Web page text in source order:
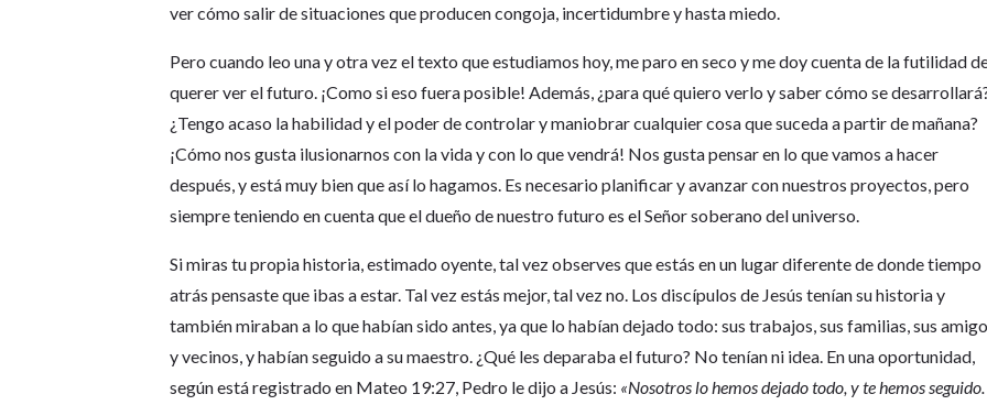
ver cómo salir de situaciones que producen congoja, incertidumbre y hasta miedo.
Pero cuando leo una y otra vez el texto que estudiamos hoy, me paro en seco y me doy cuenta de la futilidad
querer ver el futuro. ¡Como si eso fuera posible! Además, ¿para qué quiero verlo y saber cómo se
¿Tengo acaso la habilidad y el poder de controlar y maniobrar cualquier cosa que suceda a partir de mañana?
¡Cómo nos gusta ilusionarnos con la vida y con lo que vendrá! Nos gusta pensar en lo que vamos a hacer
después, y está muy bien que así lo hagamos. Es necesario planificar y avanzar con nuestros proyectos, pero
siempre teniendo en cuenta que el dueño de nuestro futuro es el Señor soberano del universo.
Si miras tu propia historia, estimado oyente, tal vez observes que estás en un lugar diferente de donde tiempo
atrás pensaste que ibas a estar. Tal vez estás mejor, tal vez no. Los discípulos de Jesús tenían su historia y
también miraban a lo que habían sido antes, ya que lo habían dejado todo: sus trabajos, sus familias, sus
y vecinos, y habían seguido a su maestro. ¿Qué les deparaba el futuro? No tenían ni idea. En una oportunidad,
según está registrado en Mateo 19:27, Pedro le dijo a Jesús: «Nosotros lo hemos dejado todo, y te hemos seguido.